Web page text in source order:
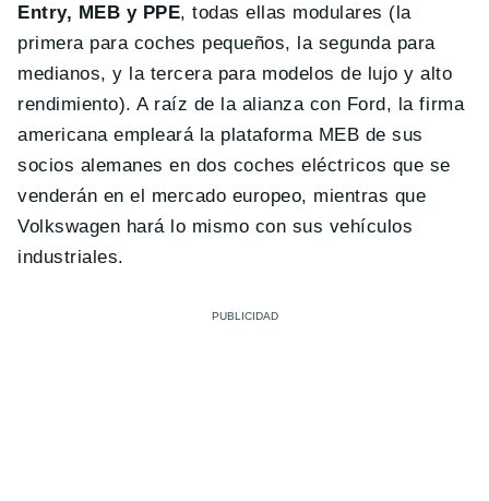
Entry, MEB y PPE, todas ellas modulares (la
primera para coches pequeños, la segunda para
medianos, y la tercera para modelos de lujo y alto
rendimiento). A raíz de la alianza con Ford, la firma
americana empleará la plataforma MEB de sus
socios alemanes en dos coches eléctricos que se
venderán en el mercado europeo, mientras que
Volkswagen hará lo mismo con sus vehículos
industriales.